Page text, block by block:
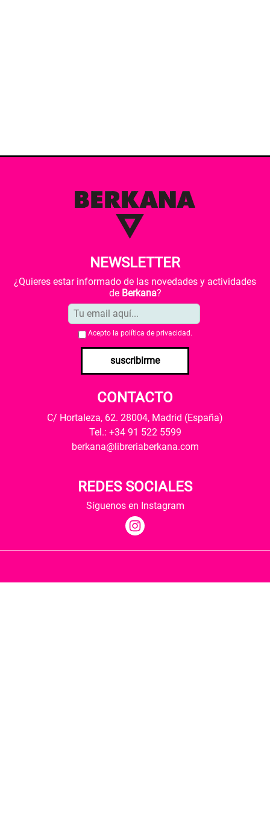
NEWSLETTER
¿Quieres estar informado de las novedades y actividades
de Berkana?
Acepto la política de privacidad .
suscribirme
CONTACTO
C/ Hortaleza, 62. 28004, Madrid (España)
Tel.: +34 91 522 5599
berkana@libreriaberkana.com
REDES SOCIALES
Síguenos en Instagram